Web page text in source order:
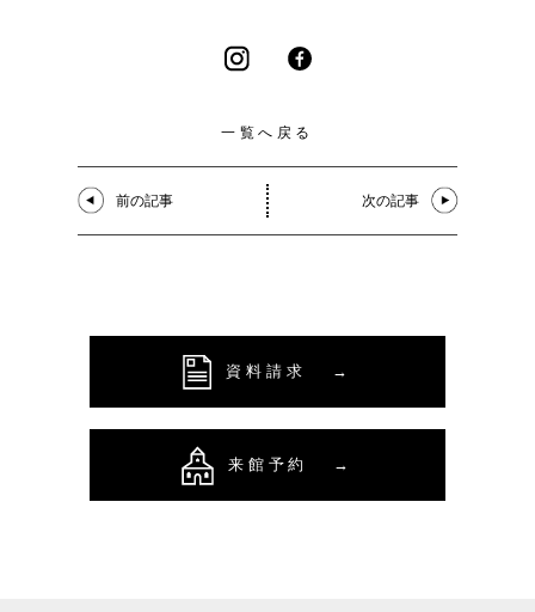
一覧へ戻る
前の記事 次の記事
資料請求 →
来館予約 →